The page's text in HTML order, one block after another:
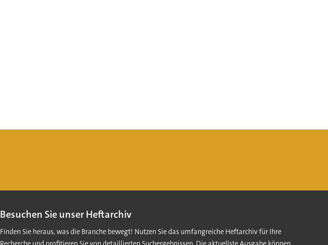
Besuchen Sie unser Heftarchiv
Finden Sie heraus, was die Branche bewegt! Nutzen Sie das umfangreiche Heftarchiv für Ihre